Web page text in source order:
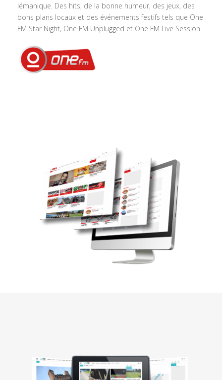
lémanique. Des hits, de la bonne humeur, des jeux, des
bons plans locaux et des événements festifs tels que One
FM Star Night, One FM Unplugged et One FM Live Session.